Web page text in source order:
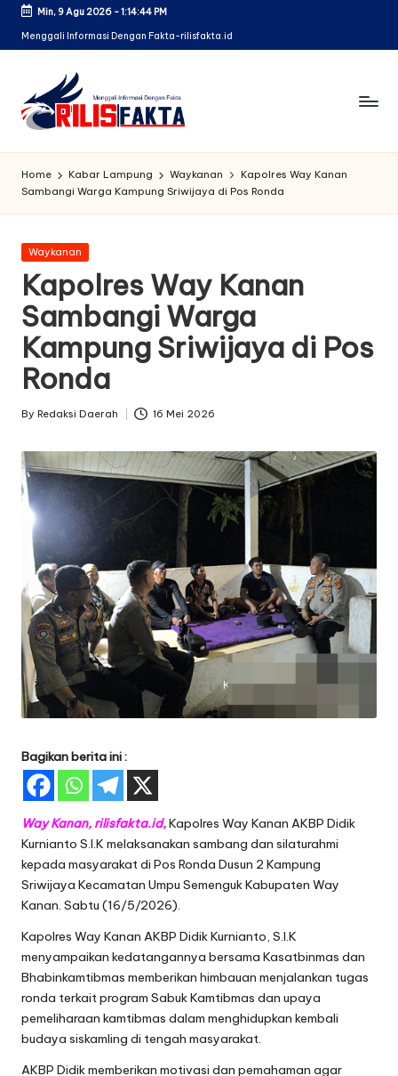
Skip
Min, 9 Agu 2026-1:14:45 PM
Menggali Informasi Dengan Fakta-rilisfakta.id
Home Kabar Lampung Waykanan
Kapolres Way Kanan
Sambangi Warga Kampung Sriwijaya di Pos Ronda
Posted
Waykanan
Kapolres Way Kanan
Sambangi Warga
Kampung Sriwijaya di Pos
Ronda
Posted
By Redaksi Daerah 16 Mei 2026
Bagikan berita ini :
Way Kanan, rilisfakta.id,Kapolres Way Kanan AKBP Didik
Kurnianto S.I.K melaksanakan sambang dan silaturahmi
kepada masyarakat di Pos Ronda Dusun 2 Kampung
Sriwijaya Kecamatan Umpu Semenguk Kabupaten Way
Kanan. Sabtu (16/5/2026).
Kapolres Way Kanan AKBP Didik Kurnianto, S.I.K
menyampaikan kedatangannya bersama Kasatbinmas dan
Bhabinkamtibmas memberikan himbauan menjalankan tugas
ronda terkait program Sabuk Kamtibmas dan upaya
pemeliharaan kamtibmas dalam menghidupkan kembali
budaya siskamling di tengah masyarakat.
AKBP Didik memberikan motivasi dan pemahaman agar